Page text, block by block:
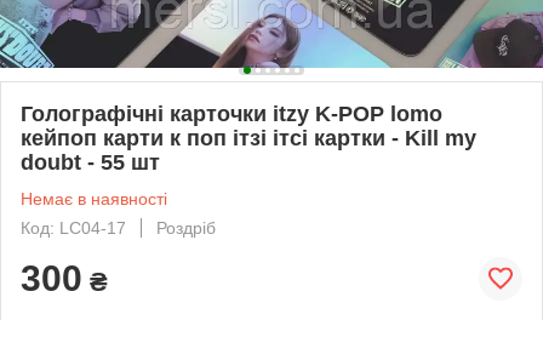
Голографічні карточки itzy K-POP lomo
кейпоп карти к поп ітзі ітсі картки - Kill my
doubt - 55 шт
Немає в наявності
Код: LC04-17
Роздріб
300 ₴